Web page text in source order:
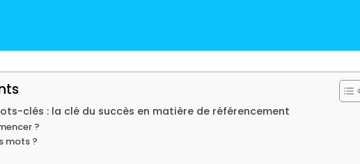
clés : la clé du succès en matière de référencement
?
mots ?